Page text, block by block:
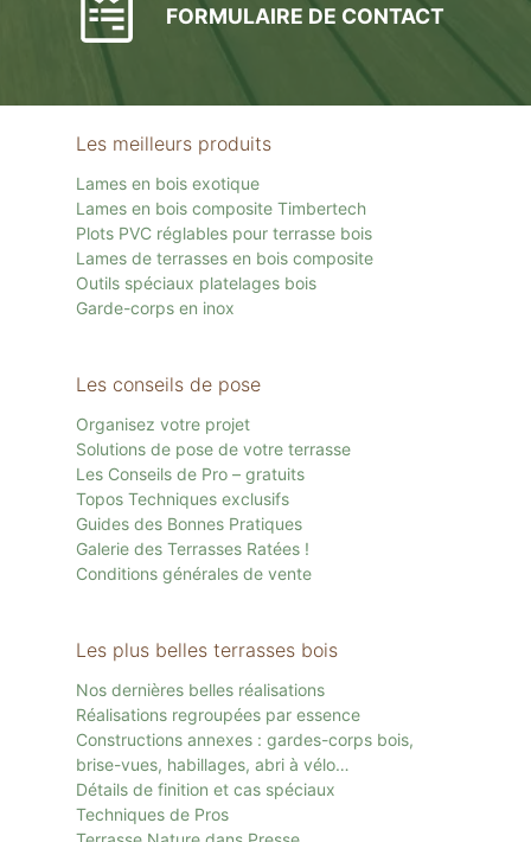
FORMULAIRE DE CONTACT
Les meilleurs produits
Lames en bois exotique
Lames en bois composite Timbertech
Plots PVC réglables pour terrasse bois
Lames de terrasses en bois composite
Outils spéciaux platelages bois
Garde-corps en inox
Les conseils de pose
Organisez votre projet
Solutions de pose de votre terrasse
Les Conseils de Pro – gratuits
Topos Techniques exclusifs
Guides des Bonnes Pratiques
Galerie des Terrasses Ratées !
Conditions générales de vente
Les plus belles terrasses bois
Nos dernières belles réalisations
Réalisations regroupées par essence
Constructions annexes : gardes-corps bois,
brise-vues, habillages, abri à vélo…
Détails de finition et cas spéciaux
Techniques de Pros